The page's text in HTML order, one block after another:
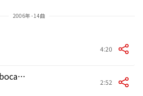
2006年 - 14曲
4:20
Sentado en la boca de un volcán 2:52